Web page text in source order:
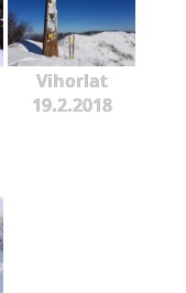
Vihorlat
19.2.2018